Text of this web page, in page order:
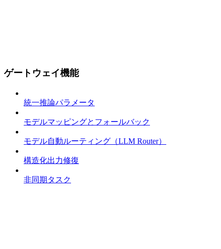
ゲートウェイ機能
統一推論パラメータ
モデルマッピングとフォールバック
モデル自動ルーティング（LLM Router）
構造化出力修復
非同期タスク